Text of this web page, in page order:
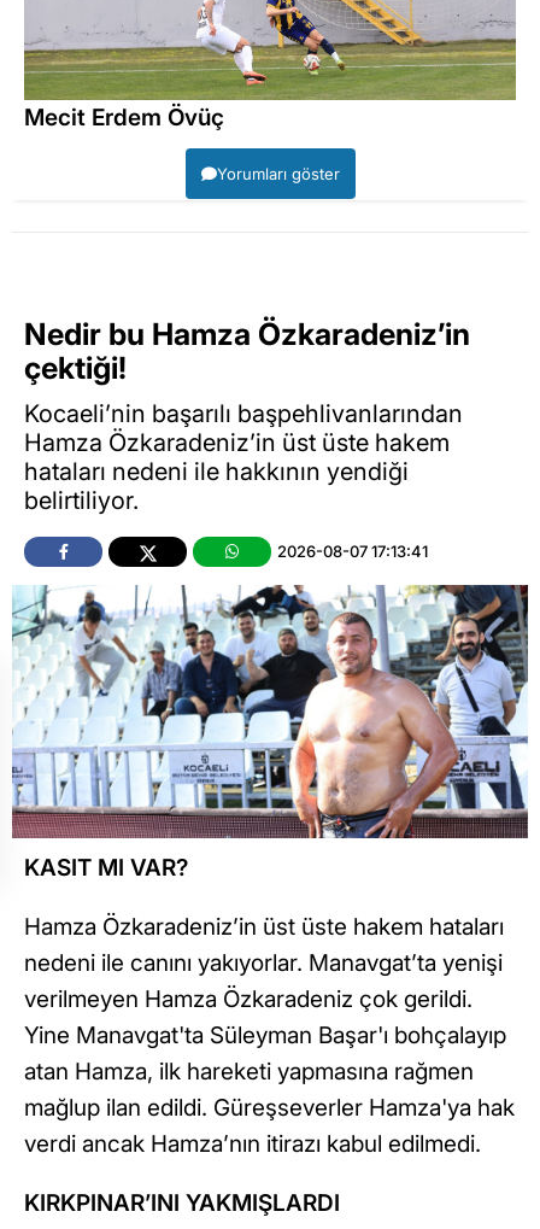
Mecit Erdem Övüç
Yorumları göster
Nedir bu Hamza Özkaradeniz’in
çektiği!
Kocaeli’nin başarılı başpehlivanlarından
Hamza Özkaradeniz’in üst üste hakem
hataları nedeni ile hakkının yendiği
belirtiliyor.
2026-08-07 17:13:41
KASIT MI VAR?
Hamza Özkaradeniz’in üst üste hakem hataları
nedeni ile canını yakıyorlar. Manavgat’ta yenişi
verilmeyen Hamza Özkaradeniz çok gerildi.
Yine Manavgat'ta Süleyman Başar'ı bohçalayıp
atan Hamza, ilk hareketi yapmasına rağmen
mağlup ilan edildi. Güreşseverler Hamza'ya hak
verdi ancak Hamza’nın itirazı kabul edilmedi.
KIRKPINAR’INI YAKMIŞLARDI